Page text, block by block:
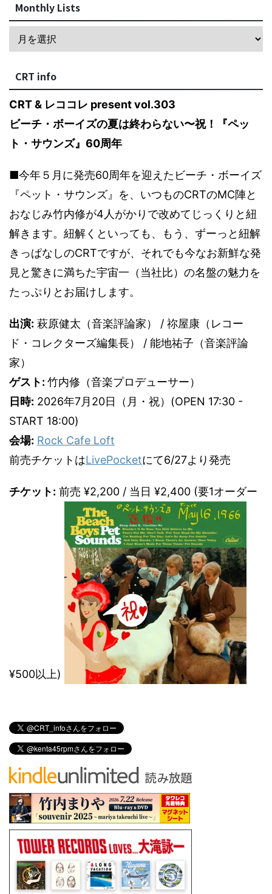
Monthly Lists
CRT info
CRT & レココレ present vol.303
ビーチ・ボーイズの夏は終わらない〜祝！『ペッ
ト・サウンズ』60周年
■今年５月に発売60周年を迎えたビーチ・ボーイズ
『ペット・サウンズ』を、いつものCRTのMC陣と
おなじみ竹内修が4人がかりで改めてじっくりと紐
解きます。紐解くといっても、もう、ずーっと紐解
きっぱなしのCRTですが、それでも今なお新鮮な発
見と驚きに満ちた宇宙一（当社比）の名盤の魅力を
たっぷりとお届けします。
出演: 萩原健太（音楽評論家） / 祢屋康（レコー
ド・コレクターズ編集長） / 能地祐子（音楽評論
家）
ゲスト: 竹内修（音楽プロデューサー）
日時: 2026年7月20日（月・祝）(OPEN 17:30 -
START 18:00)
会場: Rock Cafe Loft
前売チケットはLivePocketにて6/27より発売
チケット: 前売 ¥2,200 / 当日 ¥2,400 (要1オーダー
¥500以上)